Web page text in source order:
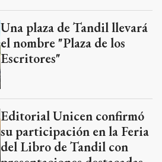
Una plaza de Tandil llevará
el nombre "Plaza de los
Escritores"
Editorial Unicen confirmó
su participación en la Feria
del Libro de Tandil con